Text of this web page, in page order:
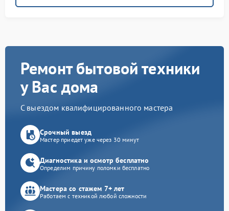
Ремонт бытовой техники
у Вас дома
С выездом квалифицированного мастера
Срочный выезд
Мастер приедет уже через 30 минут
Диагностика и осмотр бесплатно
Определим причину поломки бесплатно
Мастера со стажем 7+ лет
Работаем с техникой любой сложности